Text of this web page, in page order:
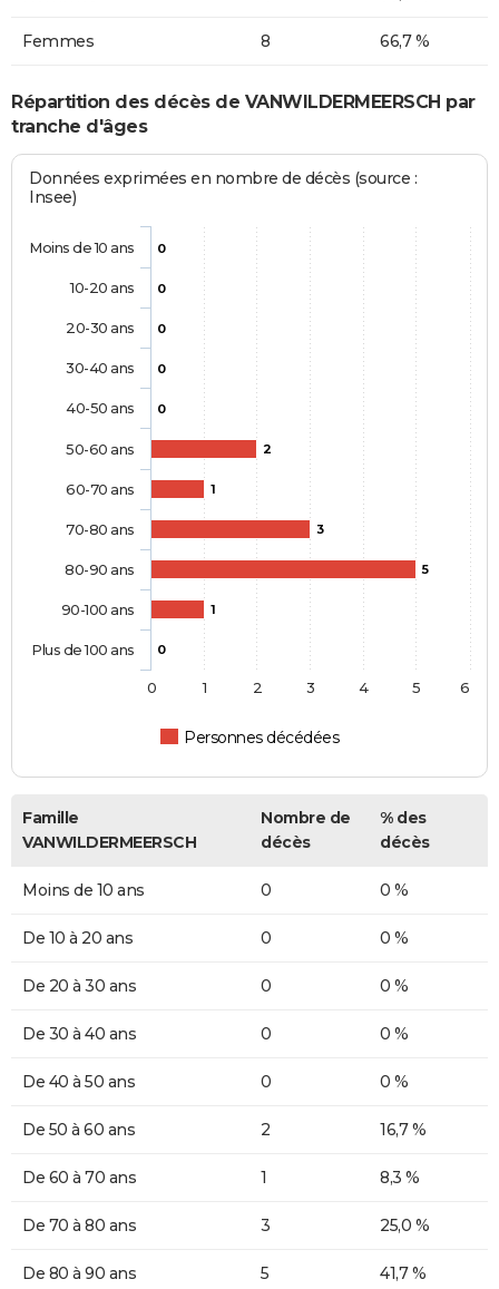
Femmes 8 66,7 %
Répartition des décès de VANWILDERMEERSCH par
tranche d'âges
Données exprimées en nombre de décès (source :
Insee)
0
0
0
0
0
2
1
3
5
1
0
Personnes décédées
Moins de 10 ans
10-20 ans
20-30 ans
30-40 ans
40-50 ans
50-60 ans
60-70 ans
70-80 ans
80-90 ans
90-100 ans
Plus de 100 ans
0 1 2 3 4 5 6
Famille
VANWILDERMEERSCH
Nombre de
décès
% des
décès
Moins de 10 ans 0 0 %
De 10 à 20 ans 0 0 %
De 20 à 30 ans 0 0 %
De 30 à 40 ans 0 0 %
De 40 à 50 ans 0 0 %
De 50 à 60 ans 2 16,7 %
De 60 à 70 ans 1 8,3 %
De 70 à 80 ans 3 25,0 %
De 80 à 90 ans 5 41,7 %